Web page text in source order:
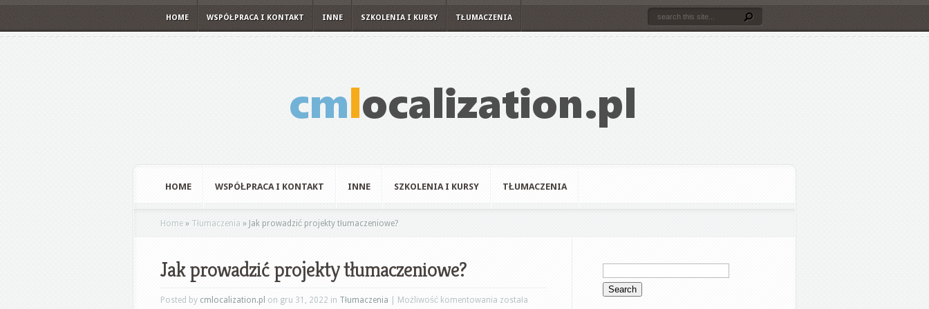
HOME WSPÓŁPRACA I KONTAKT INNE SZKOLENIA I KURSY TŁUMACZENIA
HOME WSPÓŁPRACA I KONTAKT INNE SZKOLENIA I KURSY TŁUMACZENIA
Home » Tłumaczenia » Jak prowadzić projekty tłumaczeniowe?
Jak prowadzić projekty tłumaczeniowe?
Posted by cmlocalization.pl on gru 31, 2022 in Tłumaczenia Możliwość komentowania Jak
została